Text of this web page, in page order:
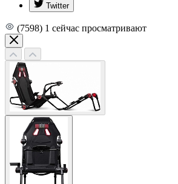
Twitter
(7598) 1 сейчас просматривают